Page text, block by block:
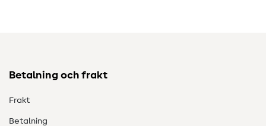
Betalning och frakt
Frakt
Betalning